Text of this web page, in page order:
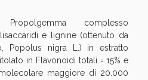
complesso
e lignine (ottenuto da
Popolus nigra L.) in estratto
in Flavonoidi totali = 15% e
maggiore di 20.000